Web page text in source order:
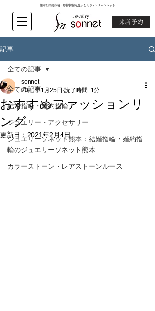
熊本で結婚指輪・婚約指輪を選ぶならジュエリーソネット
来店予約
記事
全ての記事
結婚指輪・婚約指輪
ジュエリー・アクセサリー
ジュエリーソネット熊本：結婚指輪・婚約指
輪のジュエリーソネット熊本
カラーストーン・レアストーンルース
全ての記事
おすすめファッションリ
ング
sonnet
2021年1月25日 読了時間: 1分
更新日： 2021年2月4日